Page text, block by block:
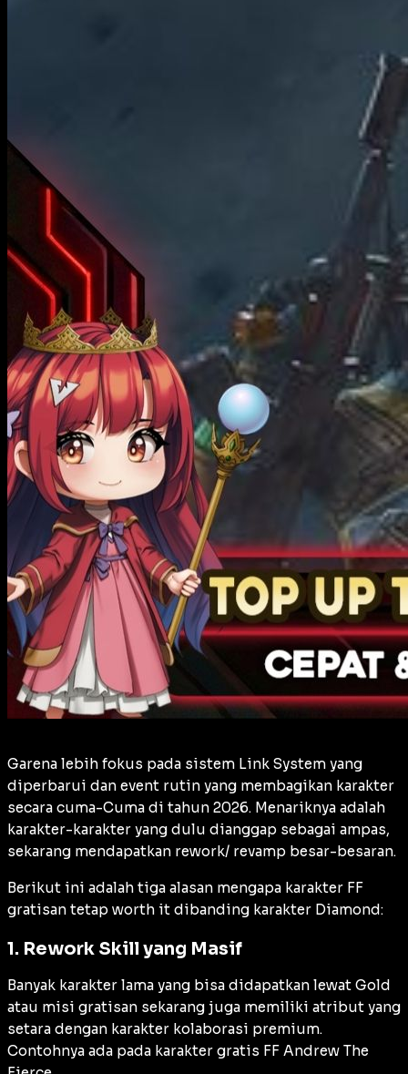
Garena lebih fokus pada sistem Link System yang
diperbarui dan event rutin yang membagikan karakter
secara cuma-Cuma di tahun 2026. Menariknya adalah
karakter-karakter yang dulu dianggap sebagai ampas,
sekarang mendapatkan rework/ revamp besar-besaran.
Berikut ini adalah tiga alasan mengapa karakter FF
gratisan tetap worth it dibanding karakter Diamond:
1. Rework Skill yang Masif
Banyak karakter lama yang bisa didapatkan lewat Gold
atau misi gratisan sekarang juga memiliki atribut yang
setara dengan karakter kolaborasi premium.
Contohnya ada pada karakter gratis FF Andrew The